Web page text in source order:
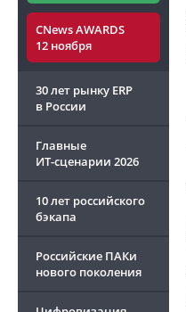
CNews AWARDS
12 ноября
30 лет рынку ERP
в России
Главные
ИТ-сценарии 2026
10 лет российского
бэкапа
Российские ПАКи
нового поколения